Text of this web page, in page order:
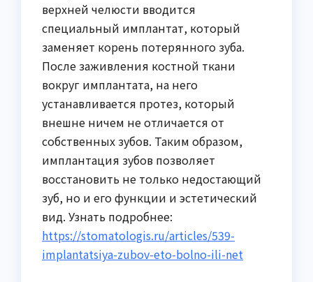
верхней челюсти вводится
специальный имплантат, который
заменяет корень потерянного зуба.
После заживления костной ткани
вокруг имплантата, на него
устанавливается протез, который
внешне ничем не отличается от
собственных зубов. Таким образом,
имплантация зубов позволяет
восстановить не только недостающий
зуб, но и его функции и эстетический
вид. Узнать подробнее:
https://stomatologis.ru/articles/539-
implantatsiya-zubov-eto-bolno-ili-net